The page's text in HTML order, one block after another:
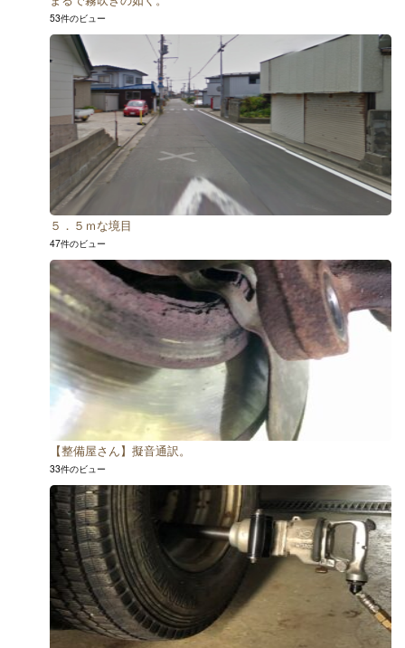
53件のビュー
５．５ｍな境目
47件のビュー
【整備屋さん】擬音通訳。
33件のビュー